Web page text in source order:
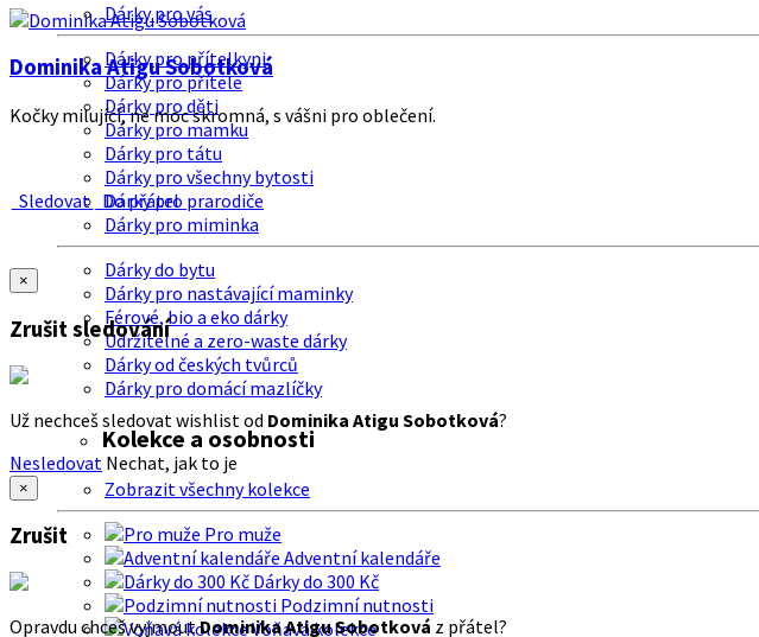
Dárky pro vás
Dárky pro přítelkyni
Dárky pro přítele
Dárky pro děti
Dárky pro mamku
Dárky pro tátu
Dárky pro všechny bytosti
Dárky pro prarodiče
Dárky pro miminka
Dárky do bytu
Dárky pro nastávající maminky
Férové, bio a eko dárky
Udržitelné a zero-waste dárky
Dárky od českých tvůrců
Dárky pro domácí mazlíčky
Kolekce a osobnosti
Zobrazit všechny kolekce
Pro muže
Adventní kalendáře
Dárky do 300 Kč
Podzimní nutnosti
Voňavá kolekce
Dominika Atigu Sobotková
Kočky milující, ne moc skromná, s vášni pro oblečení.
Sledovat Do přátel
×
Zrušit sledování
Už nechceš sledovat wishlist od Dominika Atigu Sobotková?
Nesledovat Nechat, jak to je
×
Zrušit
Opravdu chceš vyjmoutDominika Atigu Sobotková z přátel?